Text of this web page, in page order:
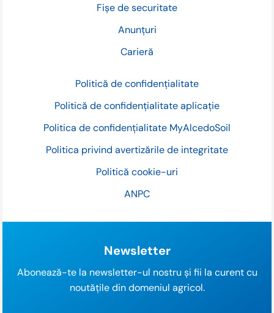
Fișe de securitate
Anunțuri
Carieră
Politică de confidențialitate
Politică de confidențialitate aplicație
Politica de confidențialitate MyAlcedoSoil
Politica privind avertizările de integritate
Politică cookie-uri
ANPC
Newsletter
Abonează-te la newsletter-ul nostru și fii la curent cu
noutățile din domeniul agricol.